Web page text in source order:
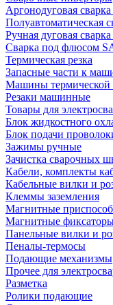
Аргонодуговая
Полуавтоматическая
Ручная дуговая
Сварка под флюсом
Термическая резка
Запасные части к
Машины термической
Резаки машинные
Товары для
Блок жидкостного
Блок подачи
Зажимы ручные
Зачистка сварочных
Кабели, комплекты
Кабельные вилки и
Клеммы заземления
Магнитные
Магнитные
Панельные вилки и
Пеналы-термосы
Подающие механизмы
Прочее для
Разметка
Ролики подающие